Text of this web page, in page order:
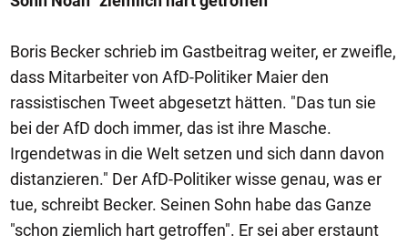
Boris Becker schrieb im Gastbeitrag weiter, er zweifle,
dass Mitarbeiter von AfD-Politiker Maier den
rassistischen Tweet abgesetzt hätten. "Das tun sie
bei der AfD doch immer, das ist ihre Masche.
Irgendetwas in die Welt setzen und sich dann davon
distanzieren." Der AfD-Politiker wisse genau, was er
tue, schreibt Becker. Seinen Sohn habe das Ganze
"schon ziemlich hart getroffen". Er sei aber erstaunt